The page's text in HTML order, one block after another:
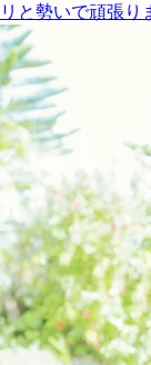
リと勢いで頑張り